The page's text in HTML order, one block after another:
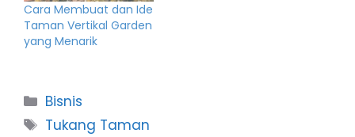
Cara Membuat dan Ide
Taman Vertikal Garden
yang Menarik
Categories
Bisnis
Tags
Tukang Taman